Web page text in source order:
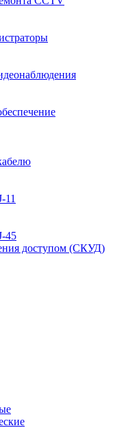
11
45
доступом (СКУД)